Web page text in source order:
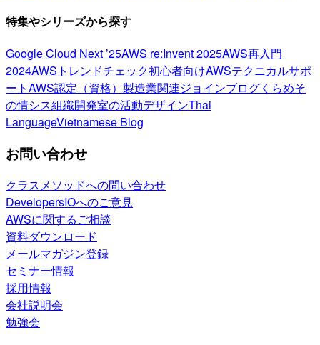
特集やシリーズから探す
Google Cloud Next ’25AWS re:Invent 2025AWS再入門
2024AWSトレンドチェック初心者向けAWSテクニカルサポ
ートAWS認定（資格） 製造業関連ジョインブログくらめそ
の情シス組織開発室の活動デザインThai
LanguageVietnamese Blog
お問い合わせ
クラスメソッドへの問い合わせ
DevelopersIOへのご意見
AWSに関するご相談
資料ダウンロード
メールマガジン登録
セミナー情報
採用情報
会社説明会
勉強会